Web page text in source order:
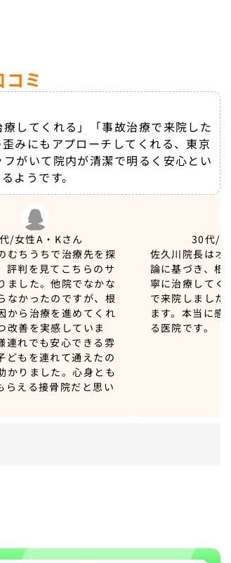
ミ
してくれる」「事故治療で来院した
みにもアプローチしてくれる、東京
がいて院内が清潔で明るく安心とい
ようです。
/女性A・Kさん
むちうちで治療先を探
評判を見てこちらのサ
ました。他院でなかな
なかったのですが、根
から治療を進めてくれ
改善を実感していま
連れでも安心できる雰
どもを連れて通えたの
かりました。心身とも
らえる接骨院だと思い
30代/
佐久川院長はオ
論に基づき、根
寧に治療してく
で来院しました
ます。本当に感
る医院です。